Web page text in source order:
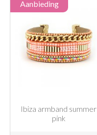
Aanbieding
Ibiza armband summer
pink